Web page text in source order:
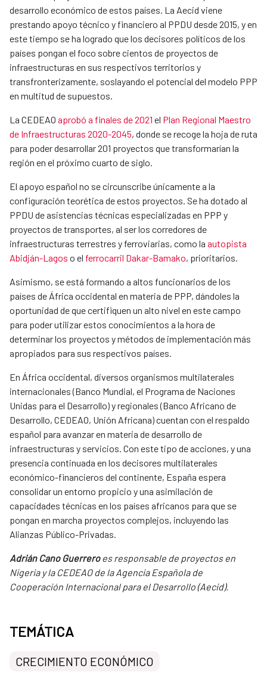
desarrollo económico de estos países. La Aecid viene
prestando apoyo técnico y financiero al PPDU desde 2015, y en
este tiempo se ha logrado que los decisores políticos de los
países pongan el foco sobre cientos de proyectos de
infraestructuras en sus respectivos territorios y
transfronterizamente, soslayando el potencial del modelo PPP
en multitud de supuestos.
La CEDEAO aprobó a finales de 2021 el Plan Regional Maestro
de Infraestructuras 2020-2045, donde se recoge la hoja de ruta
para poder desarrollar 201 proyectos que transformarían la
región en el próximo cuarto de siglo.
El apoyo español no se circunscribe únicamente a la
configuración teorética de estos proyectos. Se ha dotado al
PPDU de asistencias técnicas especializadas en PPP y
proyectos de transportes, al ser los corredores de
infraestructuras terrestres y ferroviarias, como la autopista
Abidján-Lagos o el ferrocarril Dakar-Bamako, prioritarios.
Asimismo, se está formando a altos funcionarios de los
países de África occidental en materia de PPP, dándoles la
oportunidad de que certifiquen un alto nivel en este campo
para poder utilizar estos conocimientos a la hora de
determinar los proyectos y métodos de implementación más
apropiados para sus respectivos países.
En África occidental, diversos organismos multilaterales
internacionales (Banco Mundial, el Programa de Naciones
Unidas para el Desarrollo) y regionales (Banco Africano de
Desarrollo, CEDEAO, Unión Africana) cuentan con el respaldo
español para avanzar en materia de desarrollo de
infraestructuras y servicios. Con este tipo de acciones, y una
presencia continuada en los decisores multilaterales
económico-financieros del continente, España espera
consolidar un entorno propicio y una asimilación de
capacidades técnicas en los países africanos para que se
pongan en marcha proyectos complejos, incluyendo las
Alianzas Público-Privadas.
Adrián Cano Guerreroes responsable de proyectos en
Nigeria y la CEDEAO de la Agencia Española de
Cooperación Internacional para el Desarrollo (Aecid).
TEMÁTICA
CRECIMIENTO ECONÓMICO